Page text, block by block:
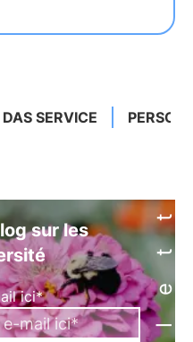
DAS SERVICE
sur les
ici*